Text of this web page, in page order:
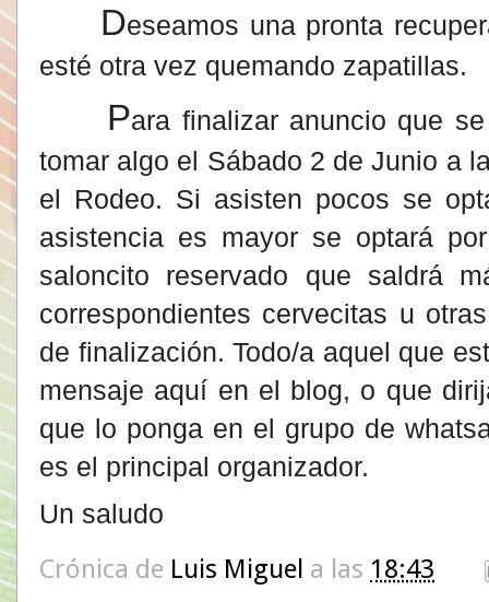
Deseamos una pronta
esté otra vez quemando zapatillas.
Para finalizar anuncio que
tomar algo el Sábado 2 de Junio a
el Rodeo. Si asisten pocos se
asistencia es mayor se optará
saloncito reservado que saldrá
correspondientes cervecitas u
de finalización. Todo/a aquel que
mensaje aquí en el blog, o que
que lo ponga en el grupo de
es el principal organizador.
Un saludo
Crónica de Luis Miguel a las 18:43